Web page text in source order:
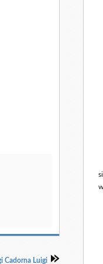
Cadorna Luigi